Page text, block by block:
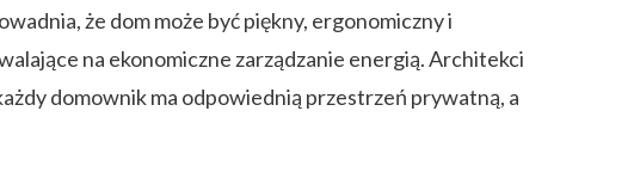
że dom może być piękny, ergonomiczny i
na ekonomiczne zarządzanie energią. Architekci
domownik ma odpowiednią przestrzeń prywatną, a